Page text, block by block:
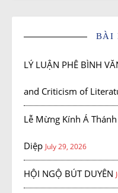
BÀI
LÝ LUẬN PHÊ BÌNH
and Criticism of
Lễ Mừng Kính Á
Diệp July 29, 2026
HỘI NGỘ BÚT DUYÊN